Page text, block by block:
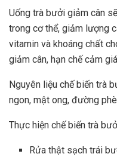
Uống trà bưởi giảm cân
trong cơ thể, giảm lượng
vitamin và khoáng chất
giảm cân, hạn chế cảm
Nguyên liệu chế biến trà
ngon, mật ong, đường
Thực hiện chế biến trà
Rửa thật sạch trái